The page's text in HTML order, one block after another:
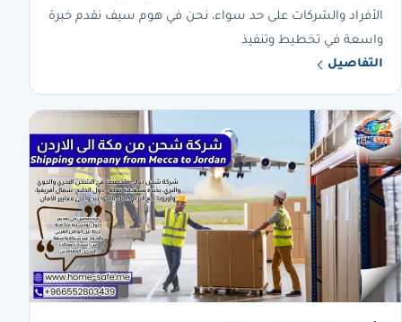
الأفراد والشركات على حد سواء، نحن في هوم سيف نقدم خبرة
واسعة في تخطيط وتنفيذ
التفاصيل